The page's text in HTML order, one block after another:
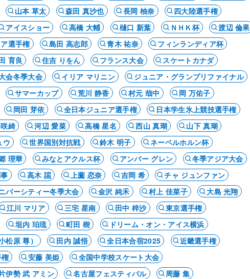
山本 草太 森田 真沙也 長岡 柚奈
四大陸選手権
アイスショー 高橋 大輔 樋口 新葉 ＮＨＫ杯
渡辺 倫果
選手権 島田 高志郎 青木 祐奈
フィンランディア杯
育良 住吉 りをん フランス大会
スケートカナダ
会冬季大会 イリア マリニン
ジュニア・グランプリファイナル
サマーカップ 荒川 静香 村元 哉中
岡 万佑子
岡田 芽依 全日本ジュニア選手権
日本学生氷上競技選手権
綺 河辺 愛菜 高橋 星名 西山 真瑚
山下 真瑚
ウ 世界国別対抗戦 鈴木 明子
ネーベルホルン杯
理華 みなとアクルス杯 アンバー グレン
冬季アジア大会
高木 謡 上薗 恋奈 吉岡 希
チャ ジュンファン
バーシティー冬季大会 金沢 純禾 村上 佳菜子
大島 光翔
江川 マリア 三宅 星南 田中 梓沙
東京選手権
垣内 珀琉 町田 樹
ドリーム・オン・アイス横浜
松原 尊） 田内 誠悟 全日本合宿2025
近畿選手権
安藤 美姫
全国中学校スケート大会
片伊勢 武 アミン 名古屋フェスティバル
周藤 集